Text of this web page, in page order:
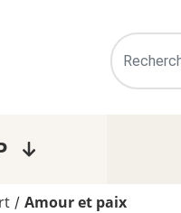
/ Amour et paix